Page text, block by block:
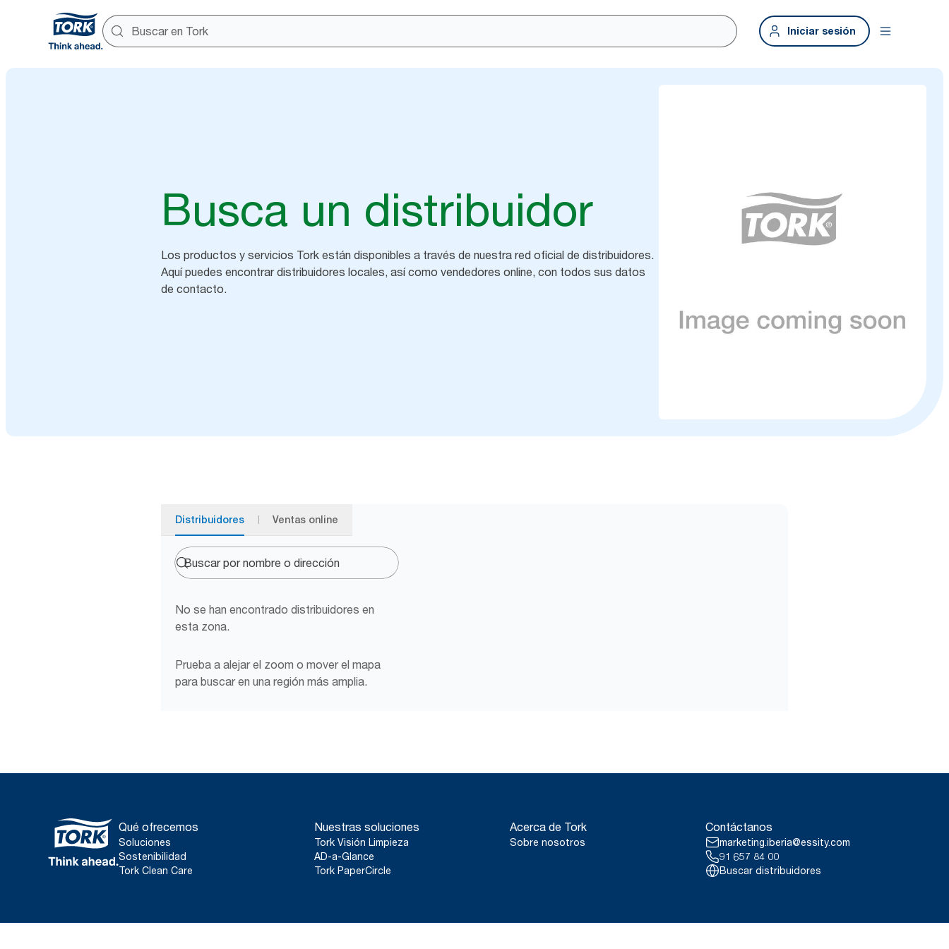
Iniciar sesión
Busca un distribuidor
Los productos y servicios Tork están disponibles a través de nuestra red oficial de distribuidores.
Aquí puedes encontrar distribuidores locales, así como vendedores online, con todos sus datos
de contacto.
Distribuidores Ventas online
No se han encontrado distribuidores en
esta zona.
Prueba a alejar el zoom o mover el mapa
para buscar en una región más amplia.
Qué ofrecemos
Soluciones
Sostenibilidad
Tork Clean Care
Nuestras soluciones
Tork Visión Limpieza
AD-a-Glance
Tork PaperCircle
Acerca de Tork
Sobre nosotros
Contáctanos
marketing.iberia@essity.com
91 657 84 00
Buscar distribuidores